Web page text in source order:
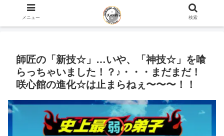
ホーム 史上最弱の弟子のブログ
師匠の「新技☆」…いや、「神技☆」を喰
らっちゃいました！？♪・・・まだまだ！
咲心館の進化☆は止まらねぇ〜〜〜！！
メニュー 検索